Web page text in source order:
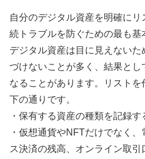
自分のデジタル資産を明確に
続トラブルを防ぐための最も基
デジタル資産は目に見えない
づけないことが多く、結果と
なることがあります。リスト
下の通りです。
・保有する資産の種類を記録す
・仮想通貨やNFTだけでなく
ス決済の残高、オンライン取